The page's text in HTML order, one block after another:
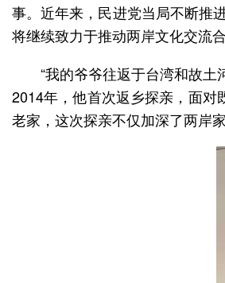
事。近年来，民进党当局不断推
将继续致力于推动两岸文化交流
“我的爷爷往返于台湾和故土
2014年，他首次返乡探亲，面
老家，这次探亲不仅加深了两岸